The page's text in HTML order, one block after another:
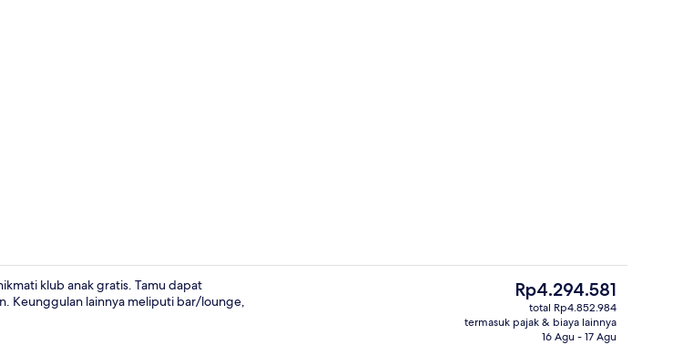
Kolam renang outdoor musiman, dengan payung kolam renang
Lounge lobi
klub anak gratis. Tamu dapat
Keunggulan lainnya meliputi bar/lounge,
Harga
saat
ini
Rp4.294.581
Rp4.294.581
total Rp4.852.984
termasuk pajak & biaya lainnya
16 Agu - 17 Agu